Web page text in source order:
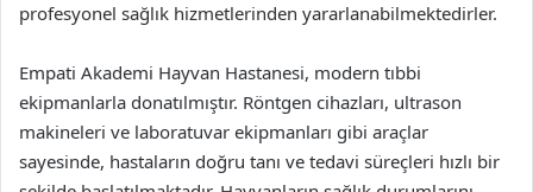
profesyonel sağlık hizmetlerinden yararlanabilmektedirler.
Empati Akademi Hayvan Hastanesi, modern tıbbi
ekipmanlarla donatılmıştır. Röntgen cihazları, ultrason
makineleri ve laboratuvar ekipmanları gibi araçlar
sayesinde, hastaların doğru tanı ve tedavi süreçleri hızlı bir